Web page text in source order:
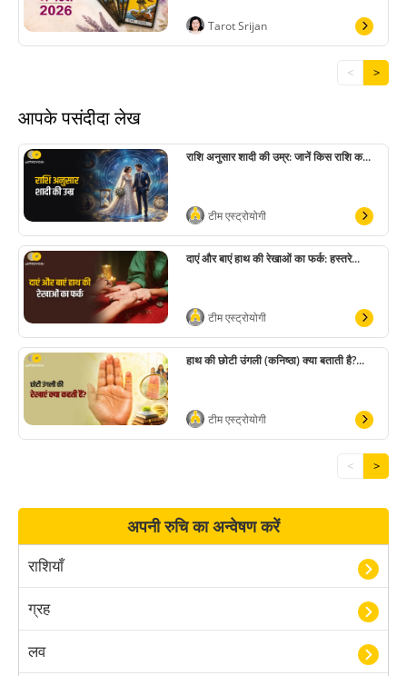
Tarot Srijan
< >
आपके पसंदीदा लेख
राशि अनुसार शादी की उम्र: जानें किस राशि क...
टीम एस्ट्रोयोगी
दाएं और बाएं हाथ की रेखाओं का फर्क: हस्तरे...
टीम एस्ट्रोयोगी
हाथ की छोटी उंगली (कनिष्ठा) क्या बताती है?...
टीम एस्ट्रोयोगी
< >
अपनी रुचि का अन्वेषण करें
राशियाँ
ग्रह
लव